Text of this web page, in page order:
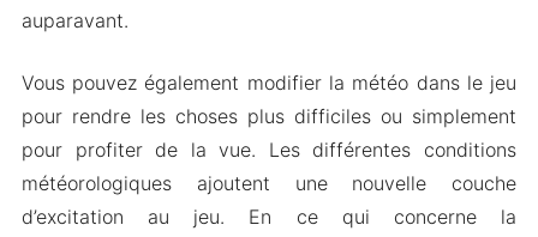
auparavant.
Vous pouvez également modifier la météo dans le jeu
pour rendre les choses plus difficiles ou simplement
pour profiter de la vue. Les différentes conditions
météorologiques ajoutent une nouvelle couche
d’excitation au jeu. En ce qui concerne la